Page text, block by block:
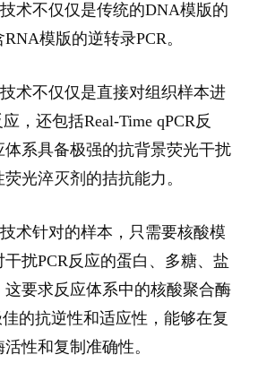
技术不仅仅是传统的DNA模版的
RNA模版的逆转录PCR。
技术不仅仅是直接对组织样本进
应，还包括Real-Time qPCR反
体系具备极强的抗背景荧光干扰
光淬灭剂的拮抗能力。
技术针对的样本，只需要核酸模
干扰PCR反应的蛋白、多糖、盐
要求反应体系中的核酸聚合酶
的抗逆性和适应性，能够在复
性和复制准确性。